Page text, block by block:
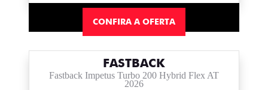
CONFIRA A OFERTA
FASTBACK
Fastback Impetus Turbo 200 Hybrid Flex AT
2026